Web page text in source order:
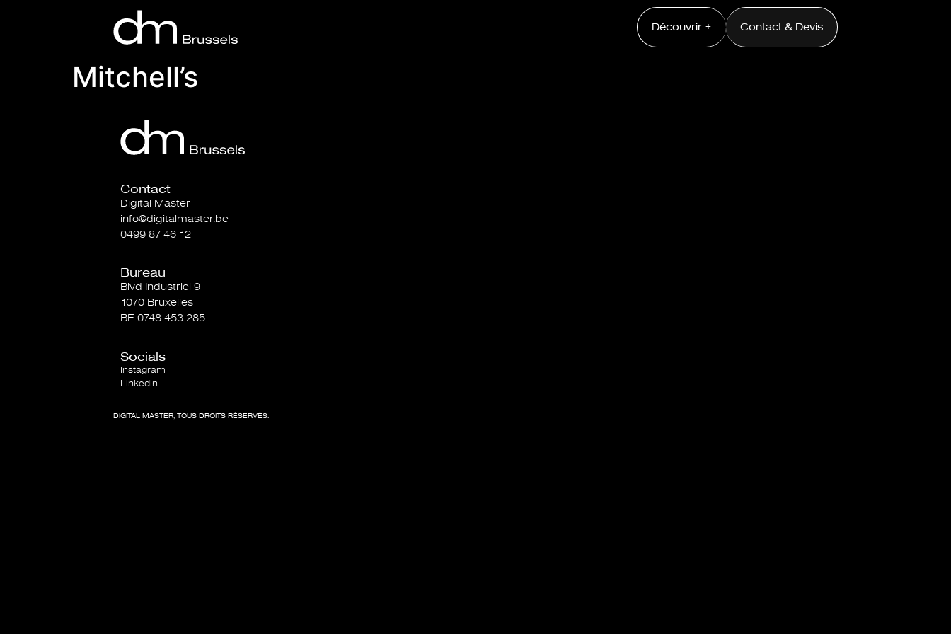
Découvrir + Contact & Devis
Mitchell’s
Contact
Digital Master
info@digitalmaster.be
0499 87 46 12
Bureau
Blvd Industriel 9
1070 Bruxelles
BE 0748 453 285
Socials
Instagram
Linkedin
DIGITAL MASTER, TOUS DROITS RÉSERVÉS.